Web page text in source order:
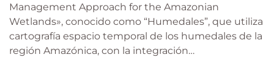
Management Approach for the Amazonian
Wetlands», conocido como “Humedales”, que utiliza
cartografía espacio temporal de los humedales de la
región Amazónica, con la integración…